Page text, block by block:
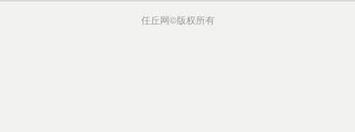
任丘网©版权所有